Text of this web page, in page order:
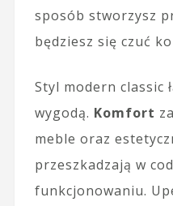
sposób stworzysz
będziesz się czuć
Styl modern classic
wygodą. Komfort
meble oraz
przeszkadzają w
funkcjonowaniu.